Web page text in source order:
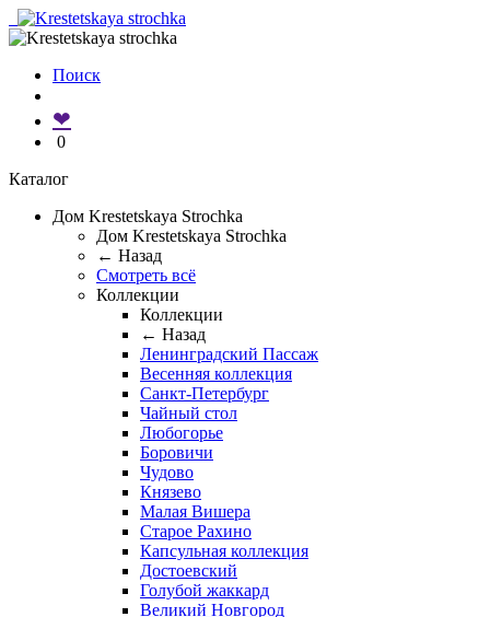
Поиск
❤
0
Каталог
Дом Krestetskaya Strochka
Дом Krestetskaya Strochka
← Назад
Смотреть всё
Коллекции
Коллекции
← Назад
Ленинградский Пассаж
Весенняя коллекция
Санкт-Петербург
Чайный стол
Любогорье
Боровичи
Чудово
Князево
Малая Вишера
Старое Рахино
Капсульная коллекция
Достоевский
Голубой жаккард
Великий Новгород